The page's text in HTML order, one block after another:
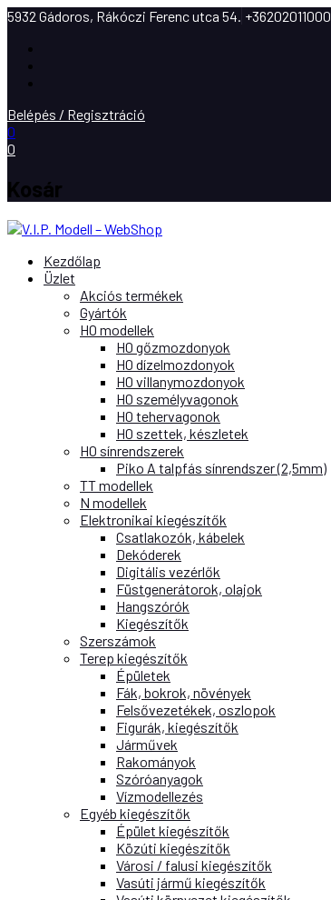
5932 Gádoros, Rákóczi Ferenc utca 54. +36202011000
Belépés / Regisztráció
0
0
Kosár
Kezdőlap
Üzlet
Akciós termékek
Gyártók
H0 modellek
H0 gőzmozdonyok
H0 dízelmozdonyok
H0 villanymozdonyok
H0 személyvagonok
H0 tehervagonok
H0 szettek, készletek
H0 sínrendszerek
Piko A talpfás sínrendszer (2,5mm)
TT modellek
N modellek
Elektronikai kiegészítők
Csatlakozók, kábelek
Dekóderek
Digitális vezérlők
Füstgenerátorok, olajok
Hangszórók
Kiegészítők
Szerszámok
Terep kiegészítők
Épületek
Fák, bokrok, növények
Felsővezetékek, oszlopok
Figurák, kiegészítők
Járművek
Rakományok
Szóróanyagok
Vízmodellezés
Egyéb kiegészítők
Épület kiegészítők
Közúti kiegészítők
Városi / falusi kiegészítők
Vasúti jármű kiegészítők